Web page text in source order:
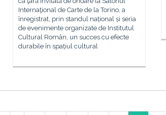
Internaţional de Carte de la Torino, a
înregistrat, prin standul național și seria
de evenimente organizate de Institutul
Cultural Român, un succes cu efecte
durabile în spațiul cultural